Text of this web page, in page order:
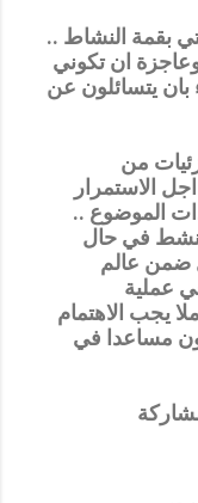
بقمة النشاط ..
ان تكوني
بان يتسائلون عن
من
الاستمرار
الموضوع ..
تنشط في حال
ضمن عالم
عملية
يجب الاهتمام
مساعدا في